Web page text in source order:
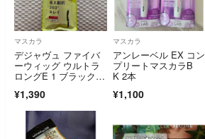
マスカラ
デジャヴュ ファイバ
ーウィッグ ウルトラ
ロングE 1 ブラック(1
¥1,390
マスカラ
アンレーベル EX コン
プリートマスカラB
K 2本
¥1,100